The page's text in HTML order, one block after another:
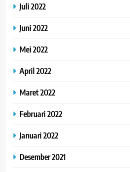
Juli 2022
Juni 2022
Mei 2022
April 2022
Maret 2022
Februari 2022
Januari 2022
Desember 2021